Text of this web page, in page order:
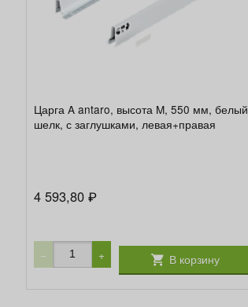
Царга A antaro, высота M, 550 мм, белый
шелк, с заглушками, левая+правая
4 593,80₽
− + В корзину